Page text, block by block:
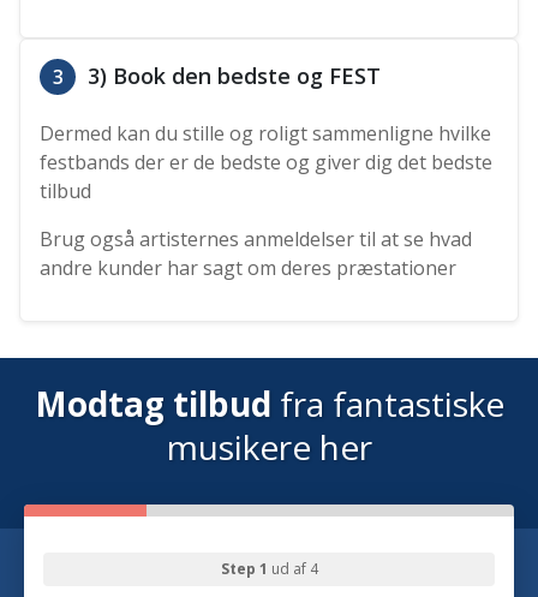
3 3) Book den bedste og FEST
Dermed kan du stille og roligt sammenligne hvilke
festbands der er de bedste og giver dig det bedste
tilbud
Brug også artisternes anmeldelser til at se hvad
andre kunder har sagt om deres præstationer
Modtag tilbud fra fantastiske
musikere her
Step 1 ud af 4